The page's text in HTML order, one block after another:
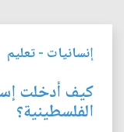
إنسانيات -تعليم
كيف أدخلت
الفلسطينية؟